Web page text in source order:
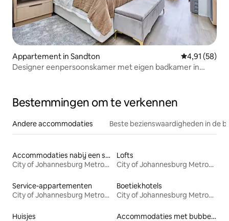
Appartement in Sandton Gemiddelde
4,91 (58)
Designer eenpersoonskamer met eigen badkamer in
Bestemmingen om te verkennen
Andere accommodaties Beste bezienswaardigheden in de
Accommodaties nabij een strand
City of Johannesburg Metropolitan Municipality
Lofts
City of Johannesburg Metropolitan Municipality
Service-appartementen
City of Johannesburg Metropolitan Municipality
Boetiekhotels
City of Johannesburg Metropolitan Municipality
Huisjes Accommodaties met bubbelbad